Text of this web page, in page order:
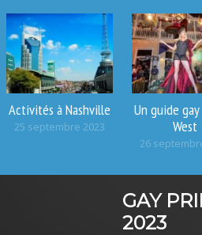
Activités à Nashville
25 septembre 2023
Un guide
West
26
GAY
2023